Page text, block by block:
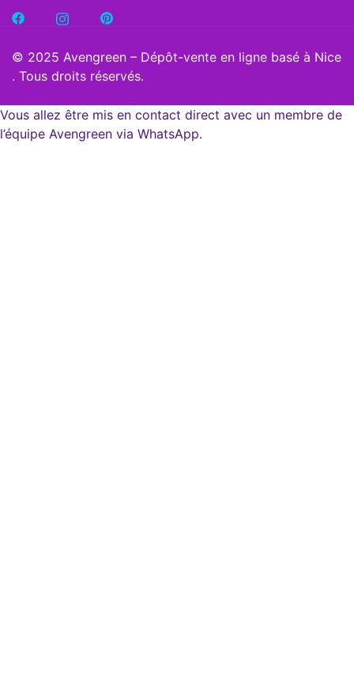
© 2025 Avengreen – Dépôt-vente en ligne basé à Nice
. Tous droits réservés.
Vous allez être mis en contact direct avec un membre de
l’équipe Avengreen via WhatsApp.